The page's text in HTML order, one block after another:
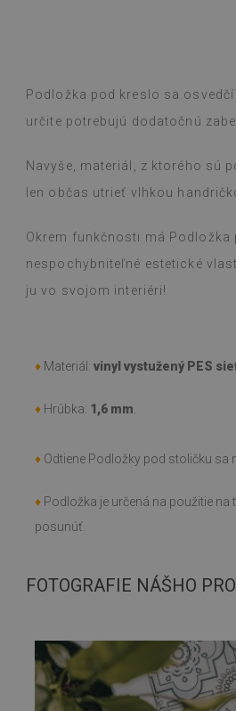
Podložka pod kreslo sa
určite potrebujú dodatočnú
Navyše, materiál, z ktorého sú
len občas utrieť vlhkou
Okrem funkčnosti má
nespochybniteľné estetické
ju vo svojom interiéri!
♦ Materiál: vinyl vystužený PES
♦ Hrúbka: 1,6 mm
♦ Odtiene Podložky pod stoličku sa
♦ Podložka je určená na použitie
posunúť.
FOTOGRAFIE NÁŠHO